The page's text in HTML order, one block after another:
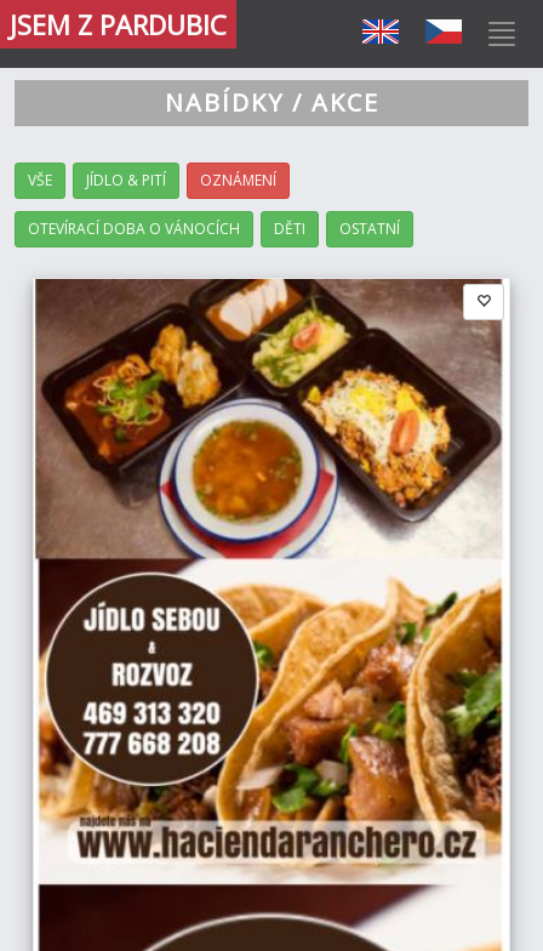
JSEM Z PARDUBIC
NABÍDKY / AKCE
VŠE JÍDLO & PITÍ OZNÁMENÍ
OTEVÍRACÍ DOBA O VÁNOCÍCH DĚTI OSTATNÍ